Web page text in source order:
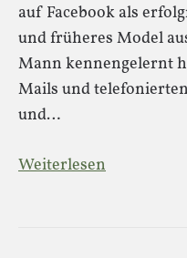
auf Facebook als
und früheres Model
Mann kennengelernt
Mails und
und…
Weiterlesen